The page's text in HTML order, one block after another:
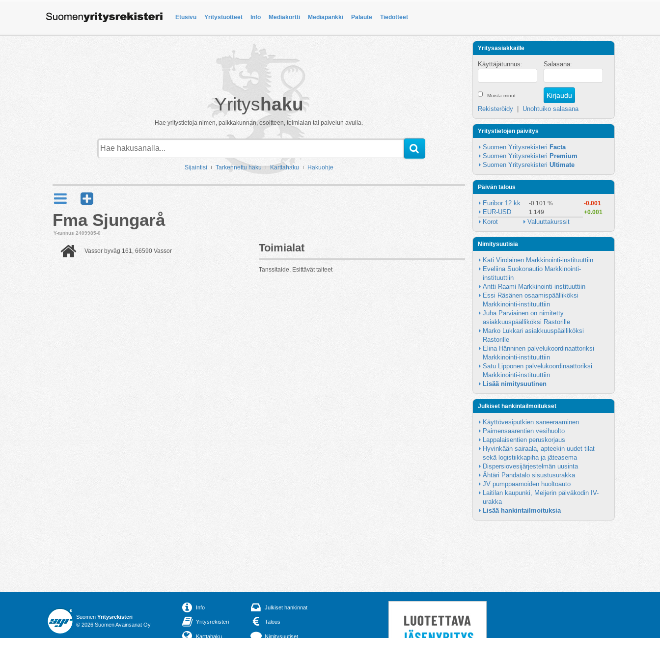
Etusivu Yritystuotteet Info Mediakortti Mediapankki Palaute Tiedotteet
Yrityshaku
Hae yritystietoja nimen, paikkakunnan, osoitteen, toimialan tai palvelun avulla.
Sijaintisi Tarkennettu haku Karttahaku Hakuohje
Fma Sjungarå
Y-tunnus 2409985-0
Vassor byväg 161, 66590 Vassor Toimialat
Tanssitaide, Esittävät taiteet
Yritysasiakkaille
Käyttäjätunnus: Salasana:
Muista minut
Rekisteröidy Unohtuiko salasana
Yritystietojen päivitys
Suomen Yritysrekisteri Facta
Suomen Yritysrekisteri Premium
Suomen Yritysrekisteri Ultimate
Päivän talous
Euribor 12 kk -0.101 % -0.001
EUR-USD 1.149 +0.001
Korot Valuuttakurssit
Nimitysuutisia
Kati Virolainen Markkinointi-instituuttiin
Eveliina Suokonautio Markkinointi-
instituuttiin
Antti Raami Markkinointi-instituuttiin
Essi Räsänen osaamispäälliköksi
Markkinointi-instituuttiin
Juha Parviainen on nimitetty
asiakkuuspäälliköksi Rastorille
Marko Lukkari asiakkuuspäälliköksi
Rastorille
Elina Hänninen palvelukoordinaattoriksi
Markkinointi-instituuttiin
Satu Lipponen palvelukoordinaattoriksi
Markkinointi-instituuttiin
Lisää nimitysuutinen
Julkiset hankintailmoitukset
Käyttövesiputkien saneeraaminen
Paimensaarentien vesihuolto
Lappalaisentien peruskorjaus
Hyvinkään sairaala, apteekin uudet tilat
sekä logistiikkapiha ja jäteasema
Dispersiovesijärjestelmän uusinta
Ähtäri Pandatalo sisustusurakka
JV pumppaamoiden huoltoauto
Laitilan kaupunki, Meijerin päiväkodin IV-
urakka
Lisää hankintailmoituksia
Suomen Yritysrekisteri
© 2026 Suomen Avainsanat Oy
Info
Yritysrekisteri
Karttahaku
Julkiset hankinnat
Talous
Nimitysuutiset